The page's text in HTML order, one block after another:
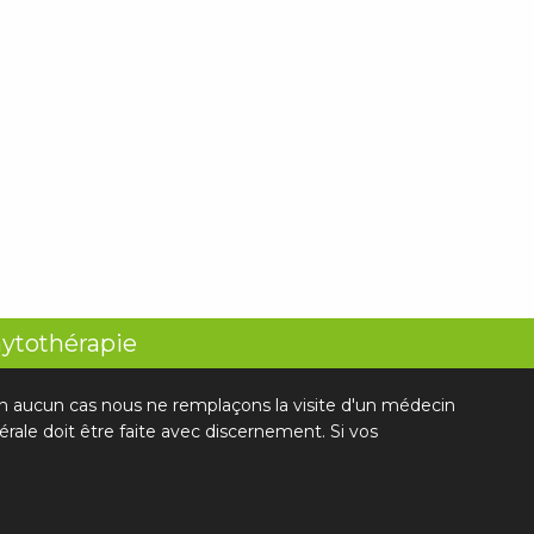
cas nous ne remplaçons la visite d'un médecin
doit être faite avec discernement. Si vos